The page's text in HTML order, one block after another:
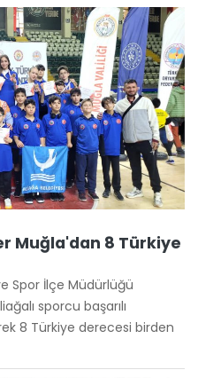
Muğla'dan 8 Türkiye
Spor İlçe Müdürlüğü
sporcu başarılı
8 Türkiye derecesi birden